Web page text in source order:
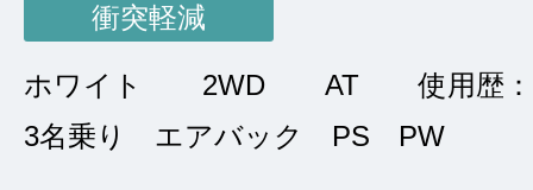
衝突軽減
ホワイト 2WD AT
使用歴
3名乗り エアバック PS PW